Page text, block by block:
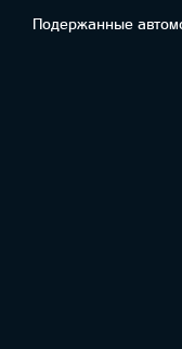
Подержанные